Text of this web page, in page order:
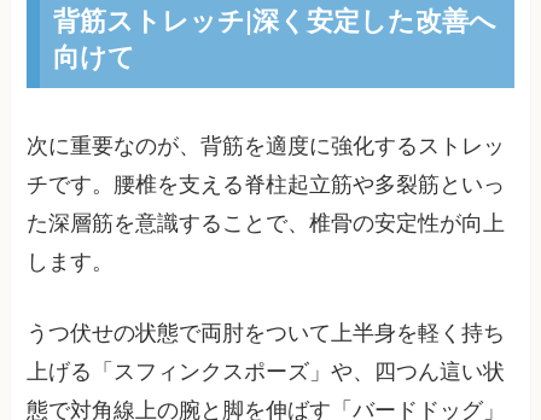
背筋ストレッチ|深く安定した改善へ
向けて
次に重要なのが、背筋を適度に強化するストレッ
チです。腰椎を支える脊柱起立筋や多裂筋といっ
た深層筋を意識することで、椎骨の安定性が向上
します。
うつ伏せの状態で両肘をついて上半身を軽く持ち
上げる「スフィンクスポーズ」や、四つん這い状
態で対角線上の腕と脚を伸ばす「バードドッグ」